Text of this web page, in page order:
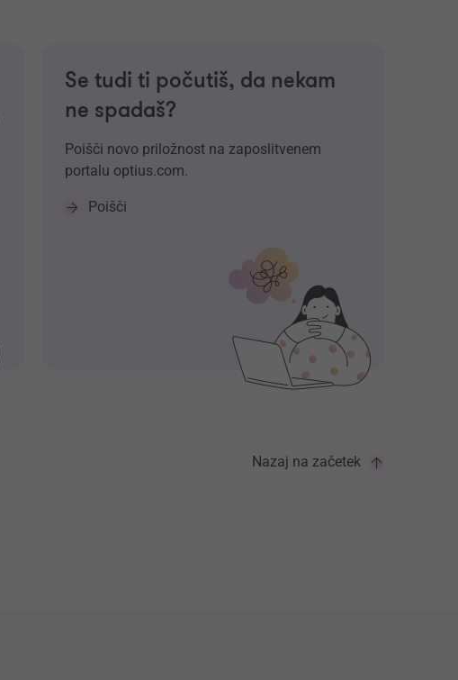
Se tudi ti počutiš, da nekam
ne spadaš?
Poišči novo priložnost na zaposlitvenem
portalu optius.com.
Poišči
Nazaj na začetek